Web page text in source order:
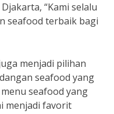
“Kami selalu
seafood terbaik bagi
menjadi pilihan
seafood yang
seafood yang
menjadi favorit